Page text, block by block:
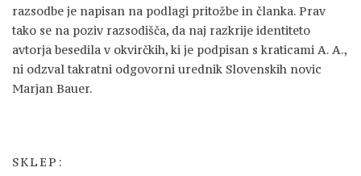
razsodbe je napisan na podlagi pritožbe in članka. Prav
tako se na poziv razsodišča, da naj razkrije identiteto
avtorja besedila v okvirčkih, ki je podpisan s kraticami A. A.,
ni odzval takratni odgovorni urednik Slovenskih novic
Marjan Bauer.
SKLEP: